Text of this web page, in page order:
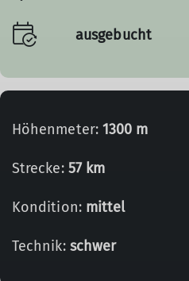
ausgebucht
Höhenmeter: 1300 m
Strecke: 57 km
Kondition: mittel
Technik: schwer